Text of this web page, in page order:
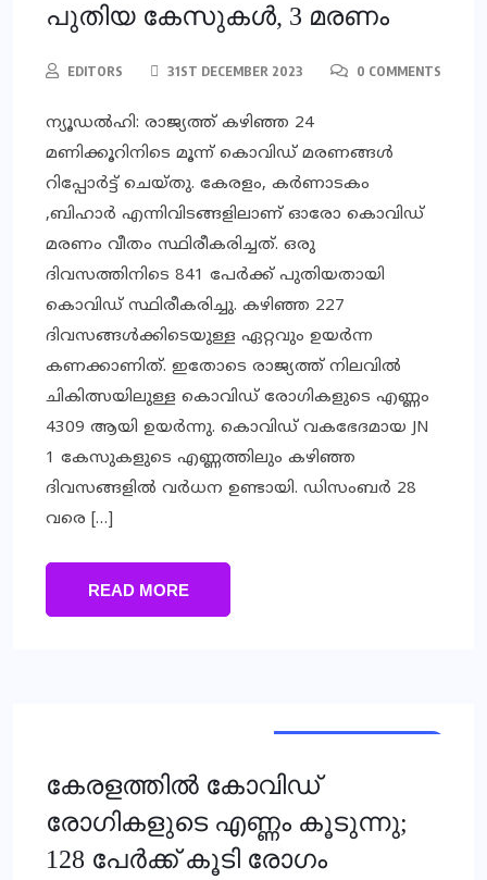
പുതിയ കേസുകള്‍, 3 മരണം
EDITORS 31ST DECEMBER 2023 0 COMMENTS
ന്യൂഡല്‍ഹി: രാജ്യത്ത് കഴിഞ്ഞ 24
മണിക്കൂറിനിടെ മൂന്ന് കൊവിഡ് മരണങ്ങള്‍
റിപ്പോര്‍ട്ട് ചെയ്തു. കേരളം, കര്‍ണാടകം
,ബിഹാര്‍ എന്നിവിടങ്ങളിലാണ് ഓരോ കൊവിഡ്
മരണം വീതം സ്ഥിരീകരിച്ചത്. ഒരു
ദിവസത്തിനിടെ 841 പേര്‍ക്ക് പുതിയതായി
കൊവിഡ് സ്ഥിരീകരിച്ചു. കഴിഞ്ഞ 227
ദിവസങ്ങള്‍ക്കിടെയുള്ള ഏറ്റവും ഉയര്‍ന്ന
കണക്കാണിത്. ഇതോടെ രാജ്യത്ത് നിലവില്‍
ചികിത്സയിലുള്ള കൊവിഡ് രോഗികളുടെ എണ്ണം
4309 ആയി ഉയര്‍ന്നു. കൊവിഡ് വകഭേദമായ JN
1 കേസുകളുടെ എണ്ണത്തിലും കഴിഞ്ഞ
ദിവസങ്ങളില്‍ വര്‍ധന ഉണ്ടായി. ഡിസംബര്‍ 28
വരെ […]
READ MORE
കേരളത്തില്‍ കോവിഡ്
രോഗികളുടെ എണ്ണം കൂടുന്നു;
128 പേര്‍ക്ക് കൂടി രോഗം